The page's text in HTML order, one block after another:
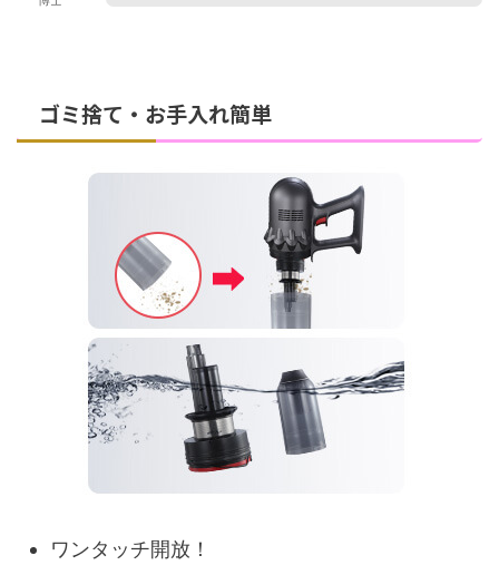
ゴミ捨て・お手入れ簡単
ワンタッチ開放！